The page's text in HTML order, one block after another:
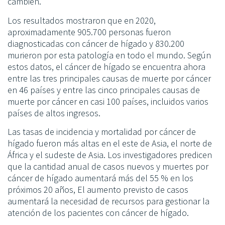
Los resultados mostraron que en 2020,
aproximadamente 905.700 personas fueron
diagnosticadas con cáncer de hígado y 830.200
murieron por esta patología en todo el mundo. Según
estos datos, el cáncer de hígado se encuentra ahora
entre las tres principales causas de muerte por cáncer
en 46 países y entre las cinco principales causas de
muerte por cáncer en casi 100 países, incluidos varios
países de altos ingresos.
Las tasas de incidencia y mortalidad por cáncer de
hígado fueron más altas en el este de Asia, el norte de
África y el sudeste de Asia. Los investigadores predicen
que la cantidad anual de casos nuevos y muertes por
cáncer de hígado aumentará más del 55 % en los
próximos 20 años, El aumento previsto de casos
aumentará la necesidad de recursos para gestionar la
atención de los pacientes con cáncer de hígado.